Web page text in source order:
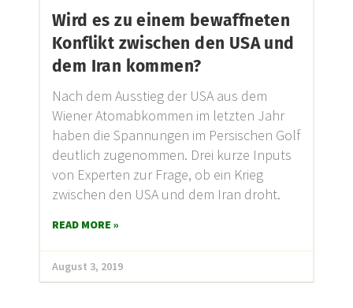
Wird es zu einem bewaffneten
Konflikt zwischen den USA und
dem Iran kommen?
Nach dem Ausstieg der USA aus dem
Wiener Atomabkommen im letzten Jahr
haben die Spannungen im Persischen Golf
deutlich zugenommen. Drei kurze Inputs
von Experten zur Frage, ob ein Krieg
zwischen den USA und dem Iran droht.
READ MORE »
August 3, 2019